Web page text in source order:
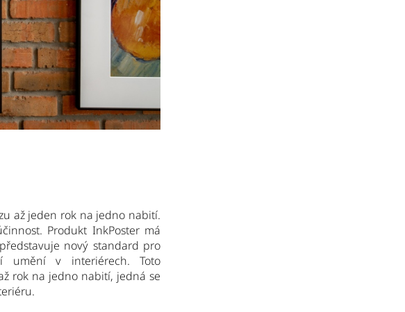
až jeden rok na jedno nabití.
Produkt InkPoster má
nový standard pro
umění v interiérech. Toto
rok na jedno nabití, jedná se